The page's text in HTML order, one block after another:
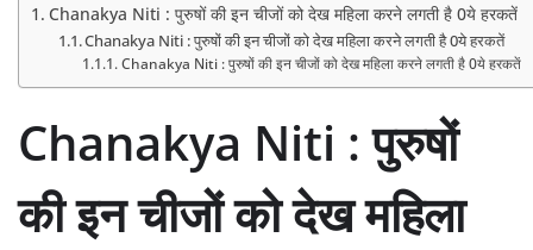
Chanakya Niti : पुरुषों की इन चीजों को देख महिला करने लगती है 0ये हरकतें
Chanakya Niti : पुरुषों की इन चीजों को देख महिला करने लगती है 0ये हरकतें
Chanakya Niti : पुरुषों की इन चीजों को देख महिला करने लगती है 0ये हरकतें
Chanakya Niti : पुरुषों
की इन चीजों को देख महिला